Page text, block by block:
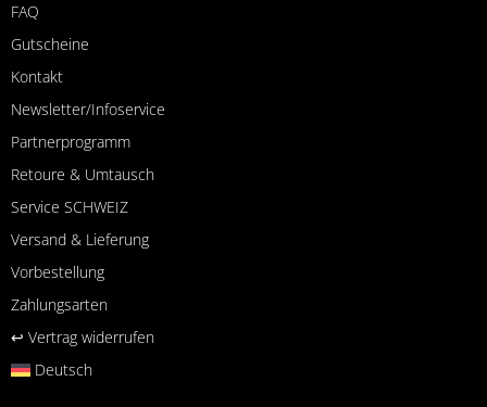
FAQ
Gutscheine
Kontakt
Newsletter/Infoservice
Partnerprogramm
Retoure & Umtausch
Service SCHWEIZ
Versand & Lieferung
Vorbestellung
Zahlungsarten
↩︎ Vertrag widerrufen
Deutsch